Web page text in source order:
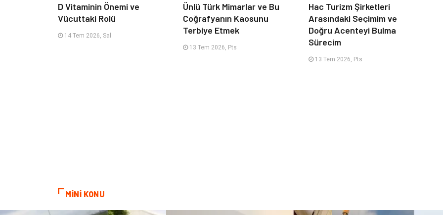
D Vitaminin Önemi ve
Vücuttaki Rolü
14 Tem 2026, Sal
Ünlü Türk Mimarlar ve Bu
Coğrafyanın Kaosunu
Terbiye Etmek
13 Tem 2026, Pts
Hac Turizm Şirketleri
Arasındaki Seçimim ve
Doğru Acenteyi Bulma
Sürecim
13 Tem 2026, Pts
MİNİ KONU